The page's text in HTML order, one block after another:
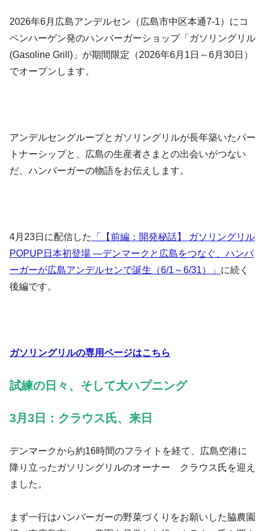
2026年6月広島アンデルセン（広島市中区本通7-1）にコ
ペンハーゲン発のハンバーガーショップ「ガソリングリル
(Gasoline Grill)」が期間限定（2026年6月1日～6月30日）
でオープンします。
アンデルセングループとガソリングリルが長年築いたパー
トナーシップと、広島の生産者さまとの出会いがつない
だ、ハンバーガーの物語をお伝えします。
4月23日に配信した
「【前編：開発秘話】 ガソリングリル
POPUP日本初登場 ―デンマークと広島をつなぐ、ハンバ
ーガーが広島アンデルセンで誕生（6/1～6/31）」 に続く
後編です。
ガソリングリルの専用ページはこちら
試練の日々、そして大ハプニング
3月3日：クラウス氏、来日
デンマークから約16時間のフライトを経て、広島空港に
降り立ったガソリングリルのオーナー クラウス氏を迎え
ました。
まず一行はハンバーガーの野菜づくりをお願いした脇農園